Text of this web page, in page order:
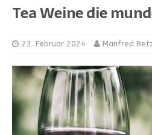
Tea Weine die
23. Februar 2024 Manfred